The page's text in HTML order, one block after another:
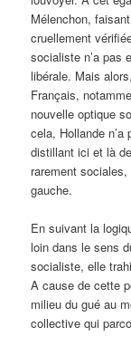
Mélenchon,
cruellement
socialiste n’a pas
libérale. Mais
Français,
nouvelle optique
cela, Hollande
distillant ici et là
rarement
gauche.
En suivant la
loin dans le sens
socialiste, elle
A cause de cette
milieu du gué au
collective qui